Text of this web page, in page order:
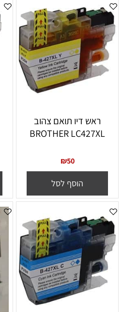
ראש דיו תואם צהוב
BROTHER LC427XL
₪50
הוסף לסל